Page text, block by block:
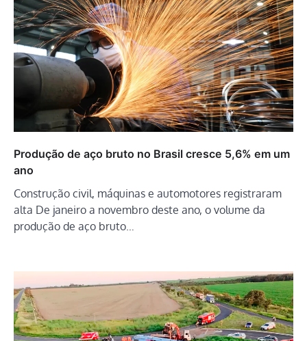
Produção de aço bruto no Brasil cresce 5,6% em um
ano
Construção civil, máquinas e automotores registraram
alta De janeiro a novembro deste ano, o volume da
produção de aço bruto…